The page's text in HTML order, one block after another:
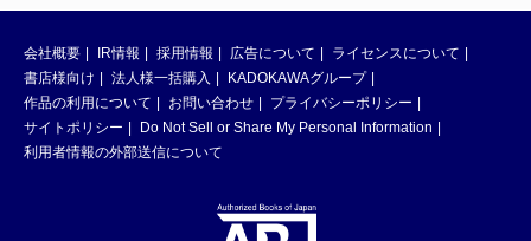
会社概要 IR情報 採用情報 広告について
ライセンスについて
書店様向け
法人様一括購入
KADOKAWAグループ
作品の利用について
お問い合わせ
プライバシーポリシー
サイトポリシー
Do Not Sell or Share My Personal Information
利用者情報の外部送信について